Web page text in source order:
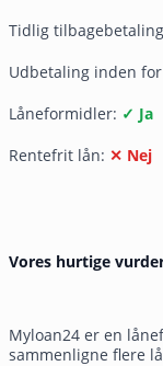
Tidlig
Udbetaling inden
Låneformidler: ✓ Ja
Rentefrit lån: ✕ Nej
Vores hurtige
Myloan24 er en
sammenligne flere